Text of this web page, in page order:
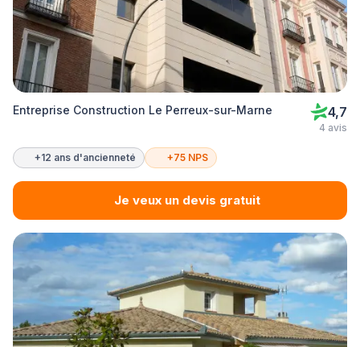
Entreprise Construction Le Perreux-sur-Marne 4,7
4 avis
+12 ans d'ancienneté +75 NPS
Je veux un devis gratuit